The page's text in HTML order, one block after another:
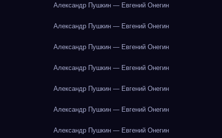
Александр Пушкин — Евгений Онегин
Александр Пушкин — Евгений Онегин
Александр Пушкин — Евгений Онегин
Александр Пушкин — Евгений Онегин
Александр Пушкин — Евгений Онегин
Александр Пушкин — Евгений Онегин
Александр Пушкин — Евгений Онегин